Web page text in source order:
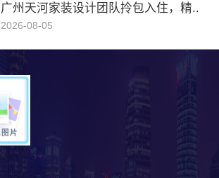
广州天河家装设计团队拎包入住，精..
2026-08-05